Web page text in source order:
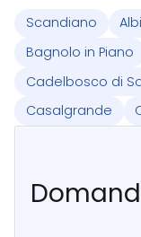
Scandiano
Bagnolo in Piano
Cadelbosco di
Casalgrande